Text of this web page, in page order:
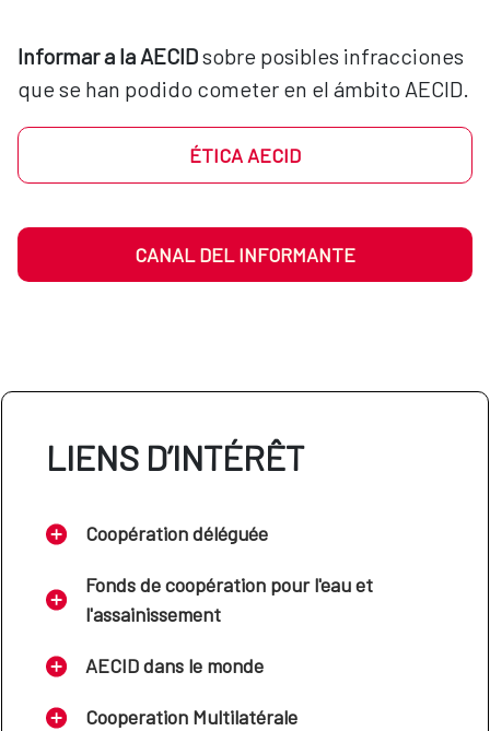
Informar a la AECID sobre posibles infracciones
que se han podido cometer en el ámbito AECID.
ÉTICA AECID
CANAL DEL INFORMANTE
LIENS D’INTÉRÊT
Coopération déléguée
Fonds de coopération pour l'eau et
l'assainissement
AECID dans le monde
Cooperation Multilatérale